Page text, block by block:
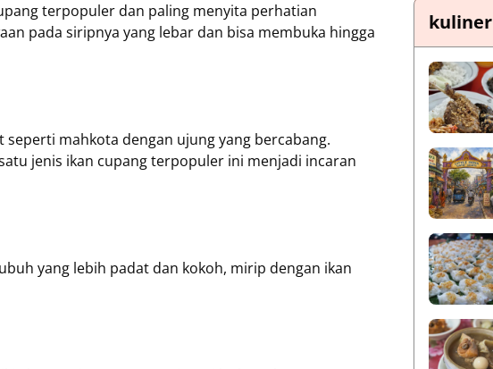
terpopuler dan paling menyita perhatian
pada siripnya yang lebar dan bisa membuka hingga
mahkota dengan ujung yang bercabang.
jenis ikan cupang terpopuler ini menjadi incaran
yang lebih padat dan kokoh, mirip dengan ikan
kuliner